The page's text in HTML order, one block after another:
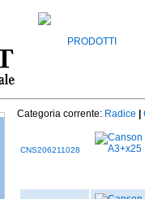
PRODOTTI
Categoria corrente: Radice
CNS206211028